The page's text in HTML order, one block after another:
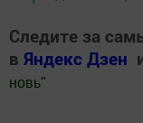
Следите за
в Яндекс Дзен
новь"